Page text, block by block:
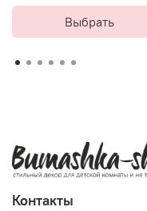
Выбрать
Контакты